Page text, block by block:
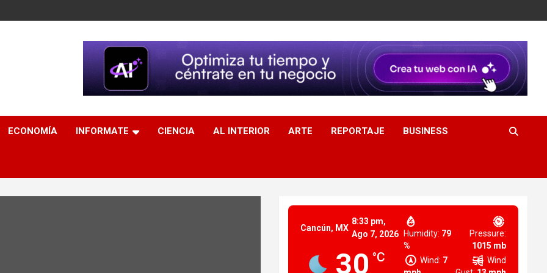
ECONOMÍA INFORMATE CIENCIA AL INTERIOR ARTE REPORTAJE BUSINESS
Cancún, MX
8:33 pm,
Ago 7, 2026
30 °C
Humidity: 79
%
Pressure:
1015 mb
Wind: 7
Wind